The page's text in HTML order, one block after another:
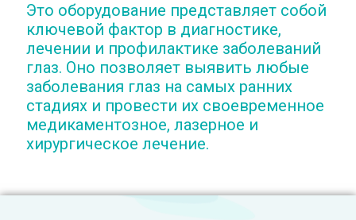
Это оборудование представляет собой
ключевой фактор в диагностике,
лечении и профилактике заболеваний
глаз. Оно позволяет выявить любые
заболевания глаз на самых ранних
стадиях и провести их своевременное
медикаментозное, лазерное и
хирургическое лечение.